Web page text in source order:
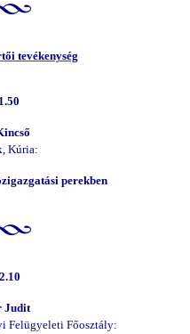
tevékenység
Kúria:
perekben
Judit
Felügyeleti Főosztály: